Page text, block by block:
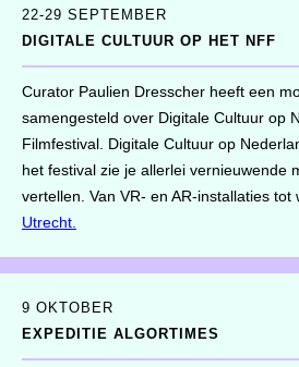
22-29 SEPTEMBER
DIGITALE CULTUUR OP HET NFF
Curator Paulien Dresscher heeft een
samengesteld over Digitale Cultuur op
Filmfestival. Digitale Cultuur op
het festival zie je allerlei vernieuwende
vertellen. Van VR- en AR-installaties tot
Utrecht.
9 OKTOBER
EXPEDITIE ALGORTIMES